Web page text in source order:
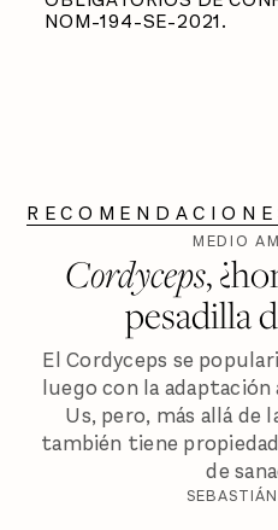
NOM-194-SE-2021.
MEDIO
Cordyceps,
pesadilla
El Cordyceps se
luego con la adaptación
Us, pero, más allá de
también tiene
de